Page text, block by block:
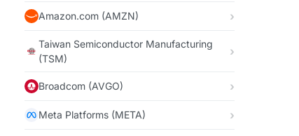
Amazon.com (AMZN)
Taiwan Semiconductor Manufacturing
(TSM)
Broadcom (AVGO)
Meta Platforms (META)